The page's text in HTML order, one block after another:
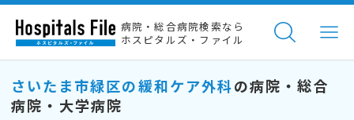
病院・総合病院検索なら
ホスピタルズ・ファイル
さいたま市緑区の緩和ケア外科の病院・総合
病院・大学病院